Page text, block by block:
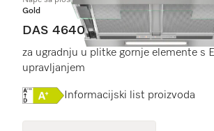
Gold
DAS 4640
za ugradnju u plitke gornje elemente s
upravljanjem
Online Label Flag, Energetska
Informacijski list proizvoda